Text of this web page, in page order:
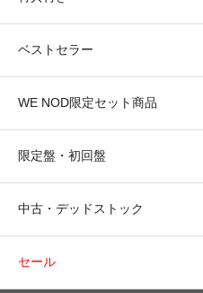
ベストセラー
WE NOD限定セット商品
限定盤・初回盤
中古・デッドストック
セール